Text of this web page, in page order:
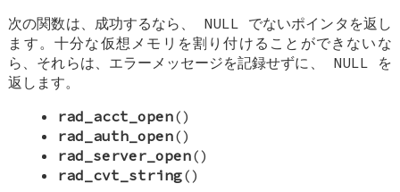
次の関数は、成功するなら、 NULL でないポインタを返し
ます。十分な仮想メモリを割り付けることができないな
ら、それらは、エラーメッセージを記録せずに、 NULL を
返します。
rad_acct_open()
rad_auth_open()
rad_server_open()
rad_cvt_string()